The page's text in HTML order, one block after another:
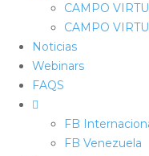
CAMPO
CAMPO
Noticias
Webinars
FAQS
FB
FB Venezuela